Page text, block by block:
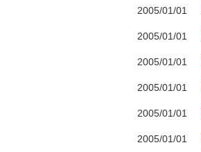
2005/01/01
2005/01/01
2005/01/01
2005/01/01
2005/01/01
2005/01/01